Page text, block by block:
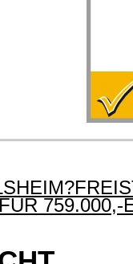
759.000,-